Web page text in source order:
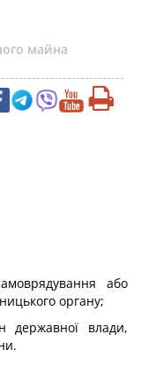
майна
або
органу;
державної влади,